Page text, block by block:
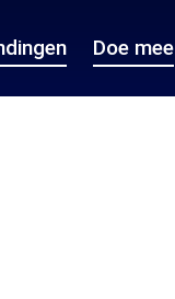
Doe mee